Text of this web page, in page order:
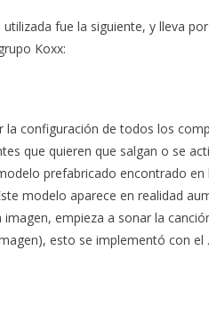
utilizada fue la siguiente, y lleva
Koxx:
la configuración de todos los
que quieren que salgan o se
prefabricado encontrado en
modelo aparece en realidad
imagen, empieza a sonar la
esto se implementó con el